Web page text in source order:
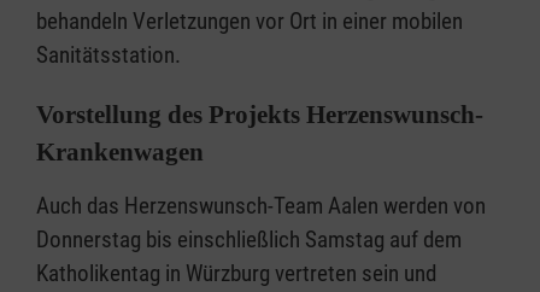
behandeln Verletzungen vor Ort in einer mobilen
Sanitätsstation.
Vorstellung des Projekts Herzenswunsch-
Krankenwagen
Auch das Herzenswunsch-Team Aalen werden von
Donnerstag bis einschließlich Samstag auf dem
Katholikentag in Würzburg vertreten sein und